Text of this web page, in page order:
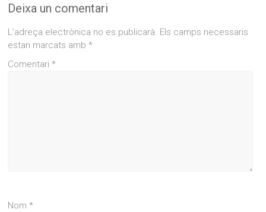
Deixa un comentari
L'adreça electrònica no es publicarà. Els camps necessaris
estan marcats amb*
Comentari*
Nom*